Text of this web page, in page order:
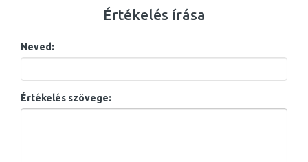
Értékelés írása
Neved:
Értékelés szövege: